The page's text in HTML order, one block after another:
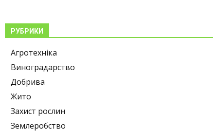
РУБРИКИ
Агротехніка
Виноградарство
Добрива
Жито
Захист рослин
Землеробство